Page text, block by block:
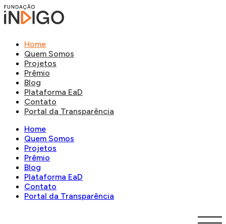
Home
Quem Somos
Projetos
Prêmio
Blog
Plataforma EaD
Contato
Portal da Transparência
Home
Quem Somos
Projetos
Prêmio
Blog
Plataforma EaD
Contato
Portal da Transparência